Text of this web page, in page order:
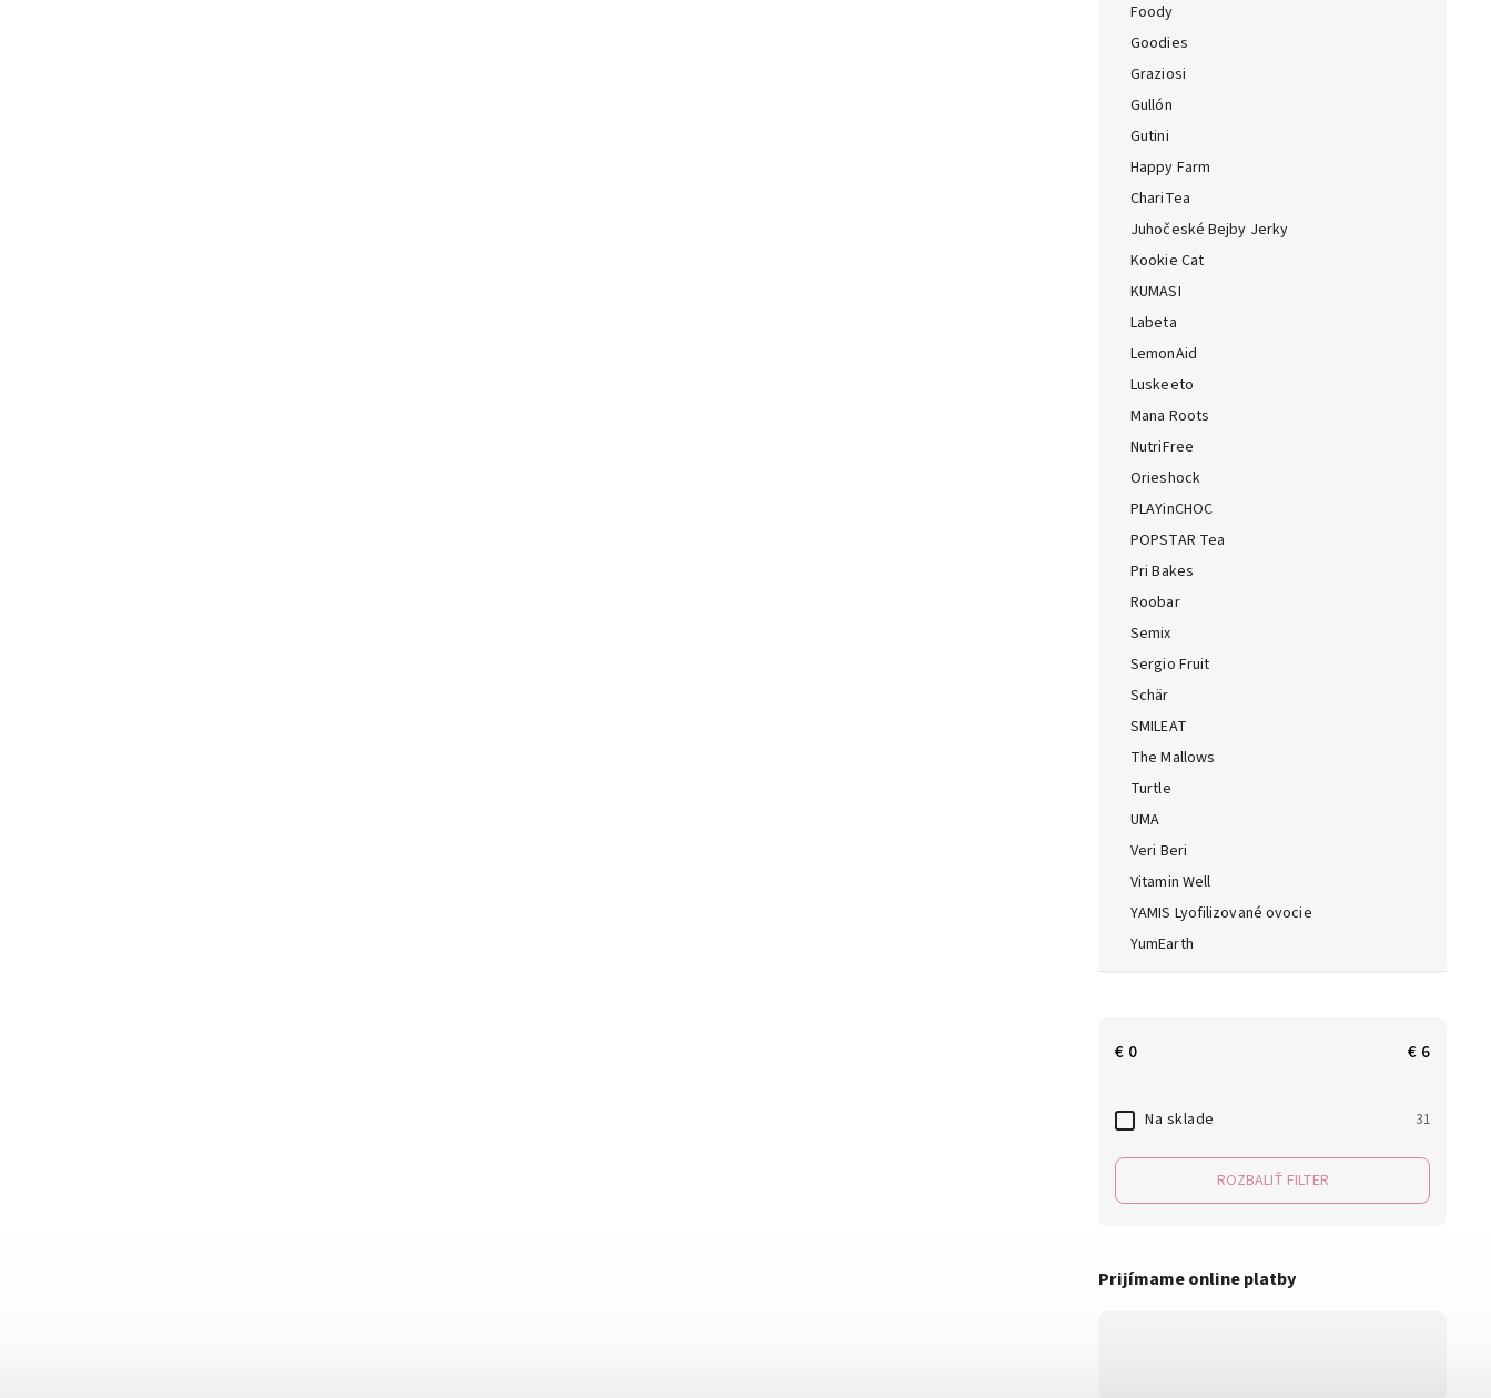
Foody
Goodies
Graziosi
Gullón
Gutini
Happy Farm
ChariTea
Juhočeské Bejby Jerky
Kookie Cat
KUMASI
Labeta
LemonAid
Luskeeto
Mana Roots
NutriFree
Orieshock
PLAYinCHOC
POPSTAR Tea
Pri Bakes
Roobar
Semix
Sergio Fruit
Schär
SMILEAT
The Mallows
Turtle
UMA
Veri Beri
Vitamin Well
YAMIS Lyofilizované ovocie
YumEarth
€ 0 € 6
Na sklade 31
ROZBALIŤ FILTER
Prijímame online platby